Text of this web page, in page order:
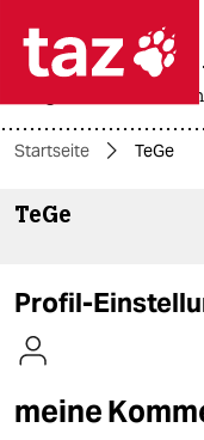

themen
kultur
Startseite TeGe
TeGe
Profil-
meine